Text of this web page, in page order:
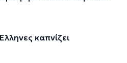
καπνίζει